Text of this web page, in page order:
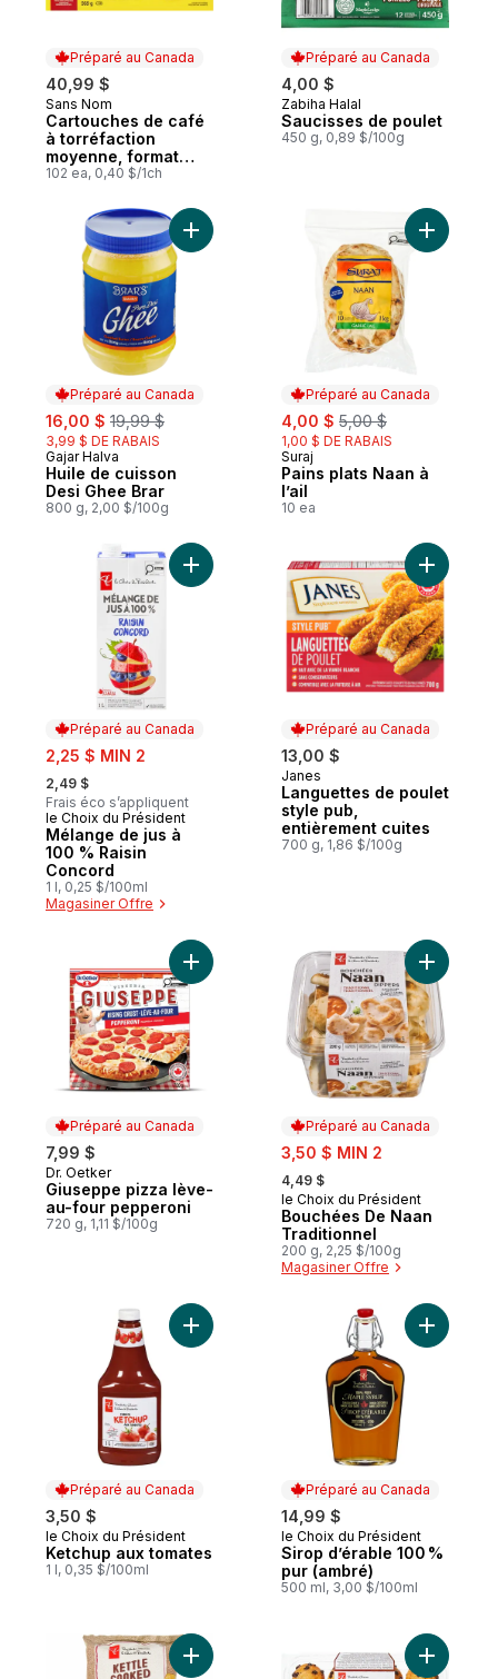
Préparé au Canada
40,99 $
Préparé au Canada
Sans Nom
Cartouches de café
à torréfaction
moyenne, format
club
102 ea, 0,40 $/1ch
Préparé au Canada
4,00 $
Préparé au Canada
Zabiha Halal
Saucisses de poulet
450 g, 0,89 $/100g
Préparé au Canada
sale:
16,00 $ , formerly:
19,99 $
3,99 $ DE RABAIS
Préparé au Canada
Gajar Halva
Huile de cuisson
Desi Ghee Brar
800 g, 2,00 $/100g
Ajouter Huile de cuisson Desi Ghee Brar
Préparé au Canada
sale:
4,00 $ , formerly:
5,00 $
1,00 $ DE RABAIS
Préparé au Canada
Suraj
Pains plats Naan à
l’ail
10 ea
Ajouter
Préparé au Canada
sale:
2,25 $ MIN 2
, formerly:
2,49 $
Frais éco s’appliquent
Préparé au Canada
le Choix du Président
Mélange de jus à
100 % Raisin
Concord
1 l, 0,25 $/100ml
Magasiner Offre
Préparé au Canada
13,00 $
Préparé au Canada
Janes
Languettes de poulet
style pub,
entièrement cuites
700 g, 1,86 $/100g
Ajouter
Préparé au Canada
7,99 $
Préparé au Canada
Dr. Oetker
Giuseppe pizza lève-
au-four pepperoni
720 g, 1,11 $/100g
Ajouter Giuseppe pizza lève-au-four
Préparé au Canada
sale:
3,50 $ MIN 2
, formerly:
4,49 $
Préparé au Canada
le Choix du Président
Bouchées De Naan
Traditionnel
200 g, 2,25 $/100g
Magasiner Offre
Ajouter
Préparé au Canada
3,50 $
Préparé au Canada
le Choix du Président
Ketchup aux tomates
1 l, 0,35 $/100ml
Ajouter Ketchup aux tomates au panier
Préparé au Canada
14,99 $
Préparé au Canada
le Choix du Président
Sirop d’érable 100 %
pur (ambré)
500 ml, 3,00 $/100ml
Ajouter
Ajouter Croustilles cuites à la marmite
Ajouter